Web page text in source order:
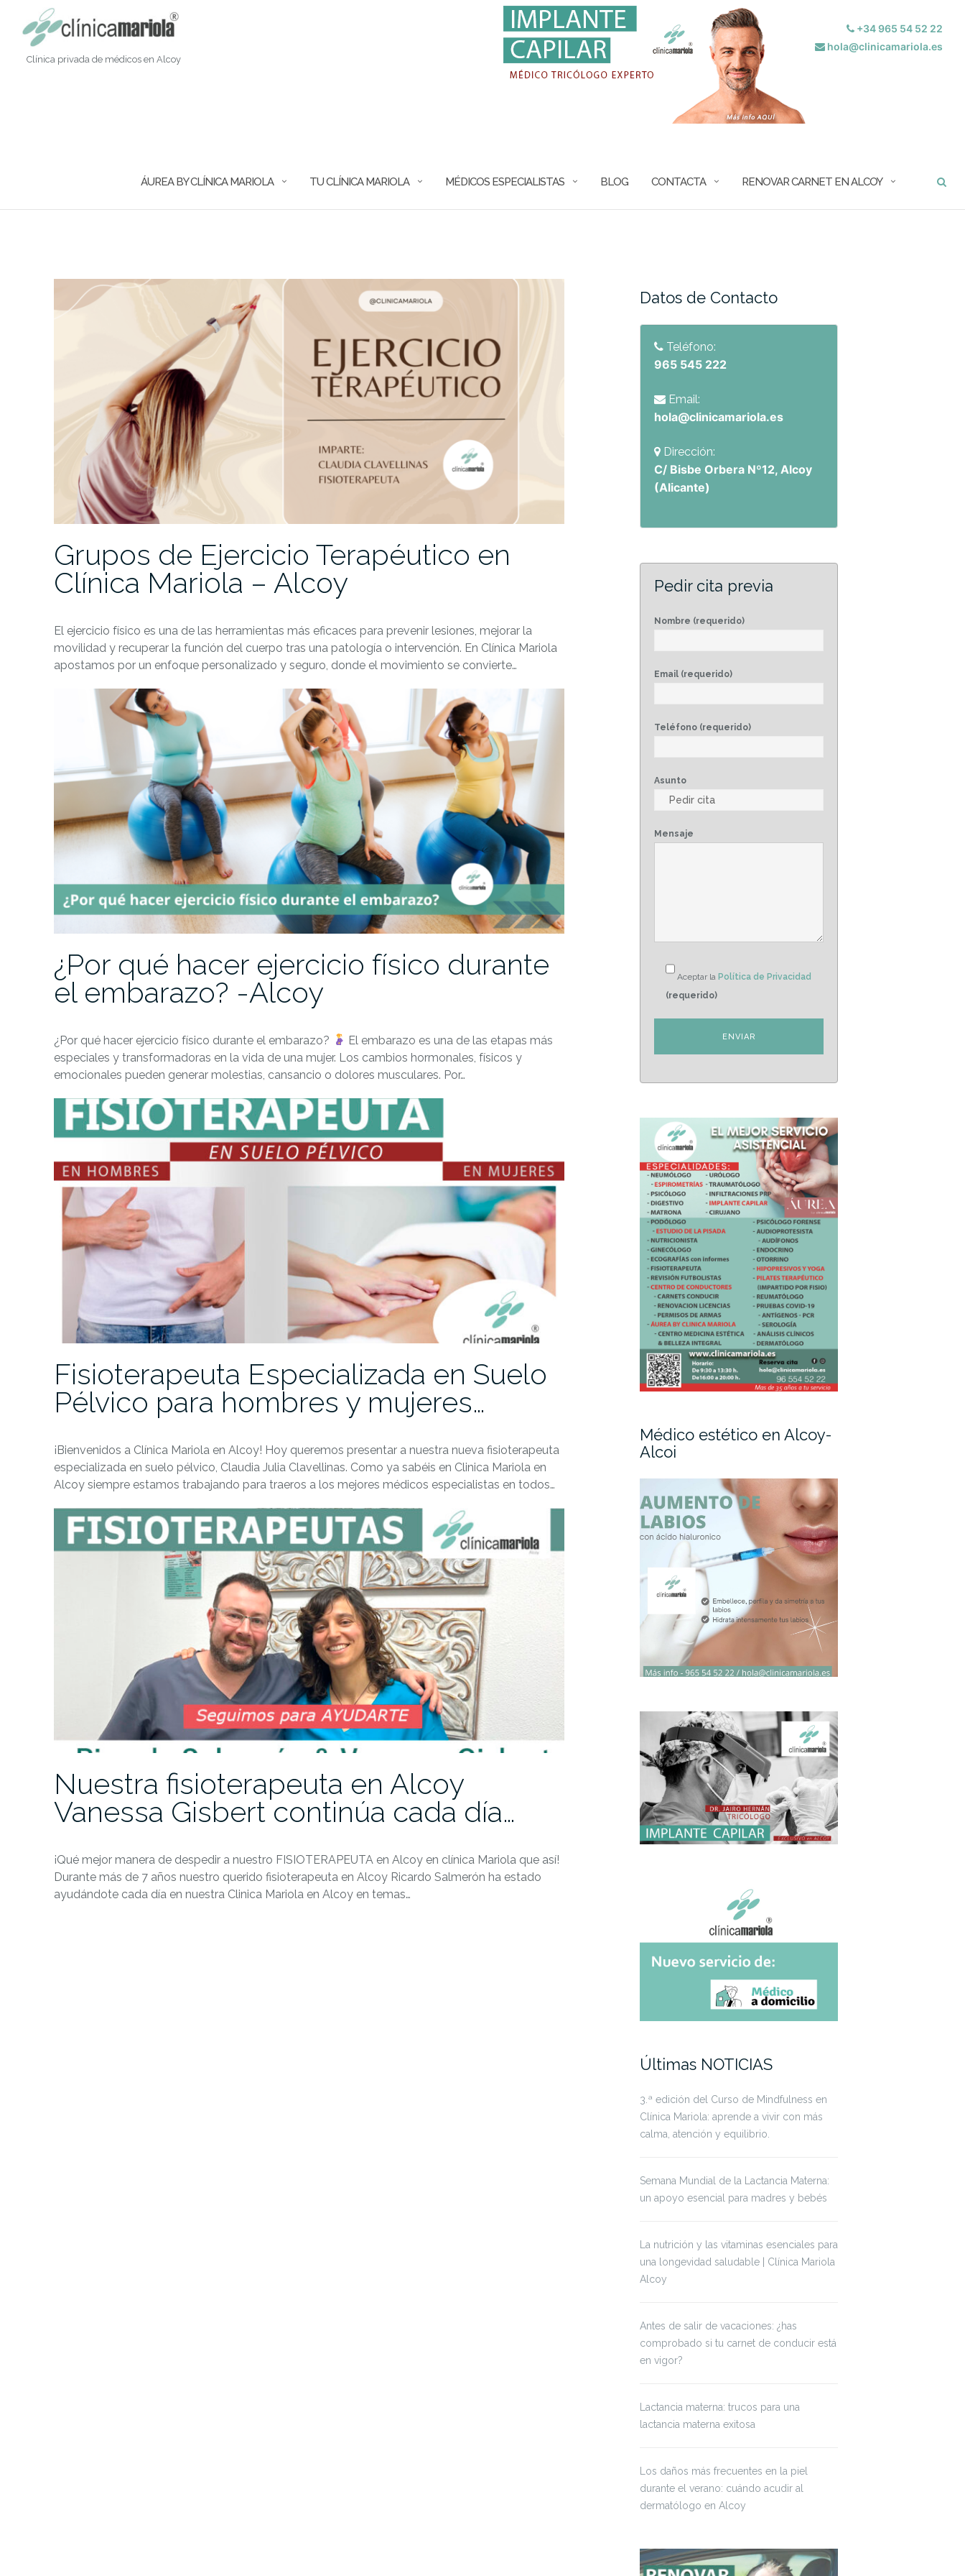
contenido
Clínica privada de médicos en Alcoy
+34 965 54 52 22
hola@clinicamariola.es
ÁUREA BY CLÍNICA MARIOLA TU CLÍNICA MARIOLA MÉDICOS ESPECIALISTAS BLOG CONTACTA RENOVAR CARNET EN ALCOY
Grupos de Ejercicio Terapéutico en
Clínica Mariola – Alcoy
El ejercicio físico es una de las herramientas más eficaces para prevenir lesiones, mejorar la
movilidad y recuperar la función del cuerpo tras una patología o intervención. En Clínica Mariola
apostamos por un enfoque personalizado y seguro, donde el movimiento se convierte…
¿Por qué hacer ejercicio físico durante
el embarazo? -Alcoy
¿Por qué hacer ejercicio físico durante el embarazo?
El embarazo es una de las etapas más
especiales y transformadoras en la vida de una mujer. Los cambios hormonales, físicos y
emocionales pueden generar molestias, cansancio o dolores musculares. Por…
Fisioterapeuta Especializada en Suelo
Pélvico para hombres y mujeres…
¡Bienvenidos a Clínica Mariola en Alcoy! Hoy queremos presentar a nuestra nueva fisioterapeuta
especializada en suelo pélvico, Claudia Julia Clavellinas. Como ya sabéis en Clinica Mariola en
Alcoy siempre estamos trabajando para traeros a los mejores médicos especialistas en todos…
Nuestra fisioterapeuta en Alcoy
Vanessa Gisbert continúa cada día…
¡Qué mejor manera de despedir a nuestro FISIOTERAPEUTA en Alcoy en clínica Mariola que así!
Durante más de 7 años nuestro querido fisioterapeuta en Alcoy Ricardo Salmerón ha estado
ayudándote cada día en nuestra Clinica Mariola en Alcoy en temas…
Datos de Contacto
Teléfono:
965 545 222
Email:
hola@clinicamariola.es
Dirección:
C/ Bisbe Orbera Nº12, Alcoy
(Alicante)
Pedir cita previa
Nombre (requerido)
Email (requerido)
Teléfono (requerido)
Asunto
Mensaje
Aceptar la Política de Privacidad
(requerido)
Médico estético en Alcoy-
Alcoi
Últimas NOTICIAS
3.ª edición del Curso de Mindfulness en
Clínica Mariola: aprende a vivir con más
calma, atención y equilibrio.
Semana Mundial de la Lactancia Materna:
un apoyo esencial para madres y bebés
La nutrición y las vitaminas esenciales para
una longevidad saludable | Clínica Mariola
Alcoy
Antes de salir de vacaciones: ¿has
comprobado si tu carnet de conducir está
en vigor?
Lactancia materna: trucos para una
lactancia materna exitosa
Los daños más frecuentes en la piel
durante el verano: cuándo acudir al
dermatólogo en Alcoy